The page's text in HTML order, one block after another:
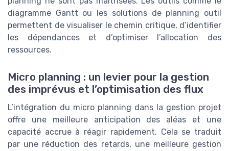
diagramme Gantt ou les solutions de planning outil
permettent de visualiser le chemin critique, d’identifier
les dépendances et d’optimiser l’allocation des
ressources.
Micro planning : un levier pour la gestion
des imprévus et l’optimisation des flux
L’intégration du micro planning dans la gestion projet
offre une meilleure anticipation des aléas et une
capacité accrue à réagir rapidement. Cela se traduit
par une réduction des retards, une meilleure gestion